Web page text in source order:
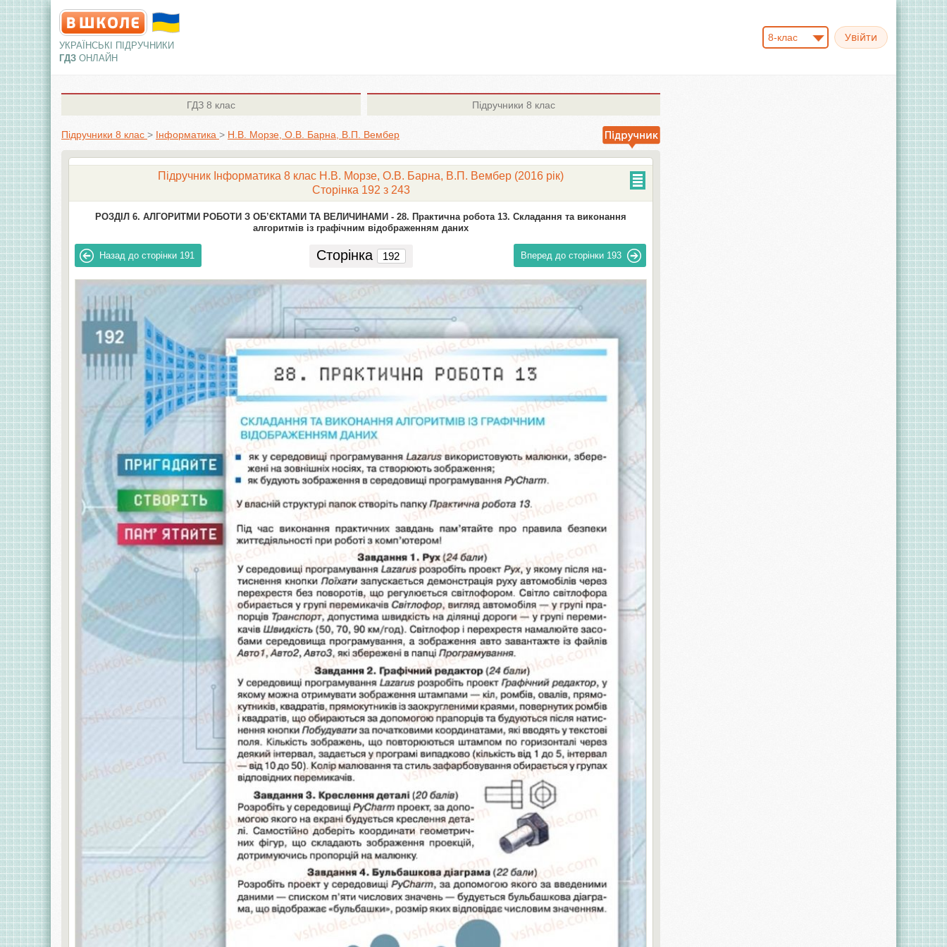
УКРАЇНСЬКІ ПІДРУЧНИКИ
ГДЗ ОНЛАЙН
8-клас
ГДЗ 8 клас Підручники 8 клас
Підручники 8 клас > Інформатика > Н.В. Морзе, О.В. Барна, В.П. Вембер
Підручник Інформатика 8 клас Н.В. Морзе, О.В. Барна, В.П. Вембер (2016 рік)
Сторінка 192 з 243
РОЗДІЛ 6. АЛГОРИТМИ РОБОТИ З ОБ’ЄКТАМИ ТА ВЕЛИЧИНАМИ - 28. Практична робота 13. Складання та виконання
алгоритмів із графічним відображенням даних
Назад до сторінки 191 Сторінка Вперед до сторінки 193